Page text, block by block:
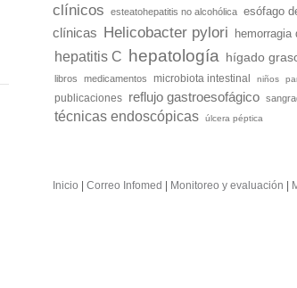
clínicos
esteatohepatitis no alcohólica esófago
clínicas Helicobacter pylori hemorragia
hepatitis C hepatología hígado
libros medicamentos microbiota intestinal niños
publicaciones reflujo gastroesofágico
técnicas endoscópicas
úlcera péptica
Inicio |Correo Infomed Monitoreo y evaluación